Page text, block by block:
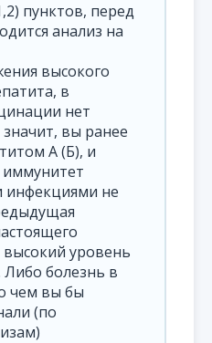
пунктов, перед
анализ на
высокого
в
нет
вы ранее
А (Б), и
иммунитет
инфекциями не
уровень
болезнь в
чем вы бы
(по